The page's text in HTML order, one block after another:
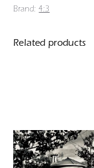
Brand:4:3
Related products